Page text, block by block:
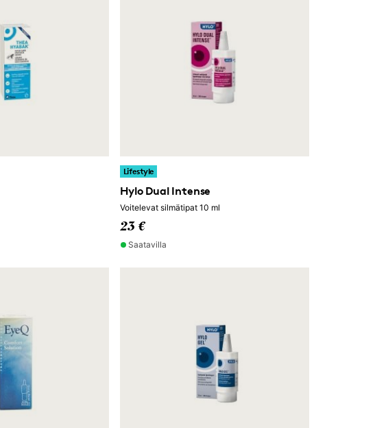
Lifestyle
Hylo Dual Intense
Voitelevat silmätipat 10 ml
23 €
Saatavilla